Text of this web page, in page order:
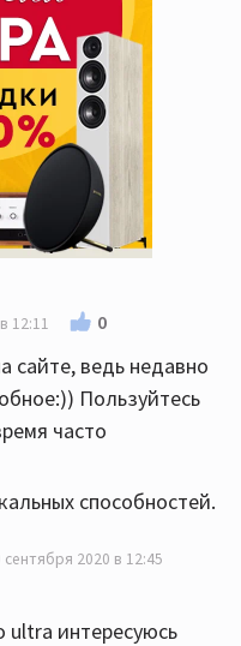
12:11 0
сайте, ведь недавно
Пользуйтесь
часто
способностей.
сентября 2020 в 12:45
ultra интересуюсь